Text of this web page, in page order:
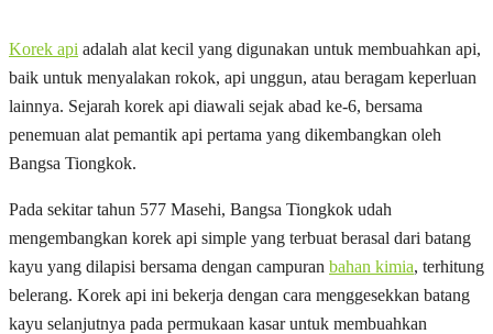
Korek api adalah alat kecil yang digunakan untuk membuahkan api,
baik untuk menyalakan rokok, api unggun, atau beragam keperluan
lainnya. Sejarah korek api diawali sejak abad ke-6, bersama
penemuan alat pemantik api pertama yang dikembangkan oleh
Bangsa Tiongkok.
Pada sekitar tahun 577 Masehi, Bangsa Tiongkok udah
mengembangkan korek api simple yang terbuat berasal dari batang
kayu yang dilapisi bersama dengan campuran bahan kimia, terhitung
belerang. Korek api ini bekerja dengan cara menggesekkan batang
kayu selanjutnya pada permukaan kasar untuk membuahkan